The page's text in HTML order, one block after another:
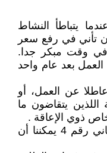
يتباطأ النشاط
تأني في رفع سعر
في وقت مبكر جدا.
رقم 4 احتمالية العمل بعد عام واحد
عن العمل، أو
يتقاضون ما
ذوي الإعاقة .
ومن تحليل البيانات في الشكل البياني رقم 4 يمكننا أن